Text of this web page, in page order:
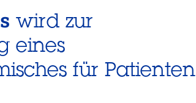
wird zur
eines
für Patienten